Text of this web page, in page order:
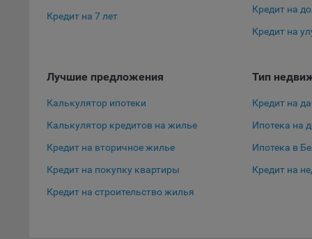
16.
Кредит на 7 лет
Кредит на
Кредит на
Лучшие предложения
Калькулятор ипотеки
Калькулятор кредитов на жилье
Кредит на вторичное жилье
Кредит на покупку квартиры
Кредит на строительство жилья
Тип
Кредит на
Ипотека на
Ипотека в
Кредит на